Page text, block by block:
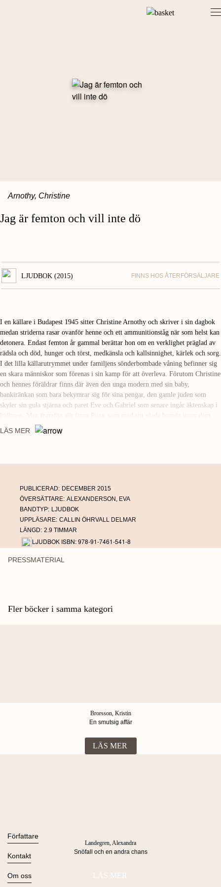
Arnothy, Christine
Jag är femton och vill inte dö
LJUDBOK (2015) FINNS HOS ÅTERFÖRSÄLJARE
I en källare i Budapest 1945 sitter Christine Arnothy och skriver i sin dagbok
medan striderna rasar ovanför henne och ett ammunitionståg när som helst kan
detonera. Endast femton år gammal berättar hon om en verklighet präglad av
rädsla och död, hunger och törst, medkänsla och kallsinnighet, kärlek och sorg.
I det lilla källarutrymmet under familjens sönderbombade våning befinner sig
en skara människor som förenas i sin kamp för att överleva. Förutom Christine
och hennes föräldrar finns där även den unga modern med sin baby,
bankiränkan som bara bekymrar sig för sina pengar, den gamle juden som
skyler sin gula stjärna och paret Eve och Gabriel som senare ingår äktenskap i
alla förtröstan och hopp, som skaffar mat och läkemedel och till sist stupar
LÄS MER
PUBLICERAD: DECEMBER 2015
ÖVERSÄTTARE: ALEXANDERSON, EVA
BANDTYP: LJUDBOK
UPPLÄSARE: CALLIN ÖHRVALL DELMAR
LÄNGD: 2.9 TIMMAR
LJUDBOK ISBN: 978-91-7461-541-8
PRESSMATERIAL
Fler böcker i samma kategori
Brorsson, Kristin
En smutsig affär
LÄS MER
Landegren, Alexandra
Snöfall och en andra chans
LÄS MER
Alla böcker
Ljudböcker
Nyheter
Författare
Se alla
Kontakt
Kontakta oss
Press
Om oss